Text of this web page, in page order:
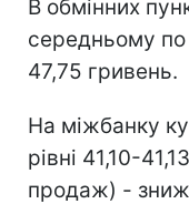
В обмінних
середньому
47,75 гривень.
На міжбанку
рівні 41,10-
продаж) -